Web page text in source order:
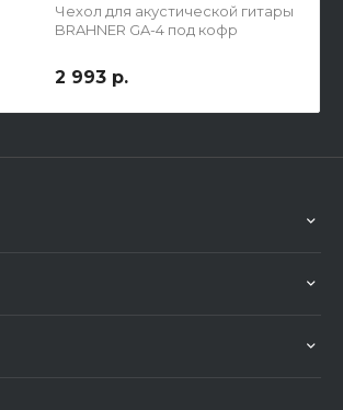
Чехол для акустической гитары
BRAHNER GA-4 под кофр
2 993 р.